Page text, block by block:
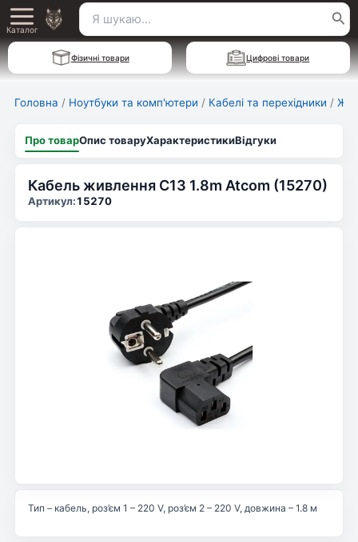
Перейти
до
вмісту
Main
Menu
Каталог
Пошук
для:
Фізичні товари Цифрові товари
Головна / Ноутбуки та комп'ютери / Кабелі та перехідники /
Про товарОпис товаруХарактеристикиВідгуки
Кабель живлення C13 1.8m Atcom (15270)
Артикул:15270
Тип – кабель, роз’єм 1 – 220 V, роз’єм 2 – 220 V, довжина – 1.8 м